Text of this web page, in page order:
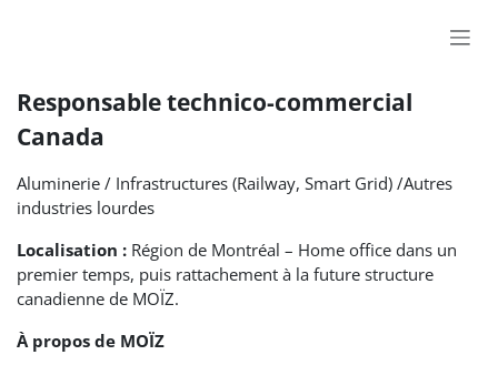
Responsable technico-commercial
Canada
Aluminerie / Infrastructures (Railway, Smart Grid) /Autres
industries lourdes
Localisation : Région de Montréal – Home office dans un
premier temps, puis rattachement à la future structure
canadienne de MOÏZ.
À propos de MOÏZ